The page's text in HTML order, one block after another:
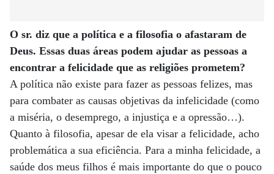
O sr. diz que a política e a filosofia o afastaram de
Deus. Essas duas áreas podem ajudar as pessoas a
encontrar a felicidade que as religiões prometem?
A política não existe para fazer as pessoas felizes, mas
para combater as causas objetivas da infelicidade (como
a miséria, o desemprego, a injustiça e a opressão…).
Quanto à filosofia, apesar de ela visar a felicidade, acho
problemática a sua eficiência. Para a minha felicidade, a
saúde dos meus filhos é mais importante do que o pouco